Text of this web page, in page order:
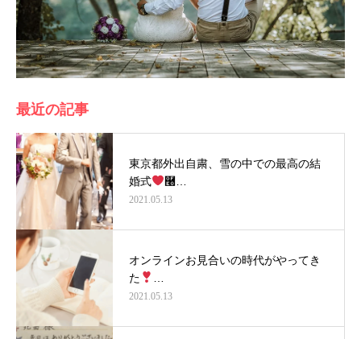
最近の記事
東京都外出自粛、雪の中での最高の結
婚式
࿠…
2021.05.13
オンラインお見合いの時代がやってき
た
2021.05.13